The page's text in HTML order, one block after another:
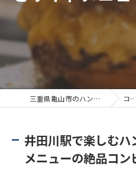
三重県亀山市のハンバーガーならFOOT LOOSE コラム
井田川駅で楽しむ
メニューの絶品コン